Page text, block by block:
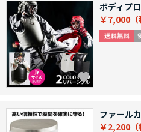
ボディプ
￥7,000
ファール
￥2,200